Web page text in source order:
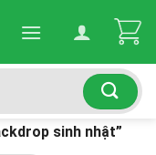
sinh nhật”